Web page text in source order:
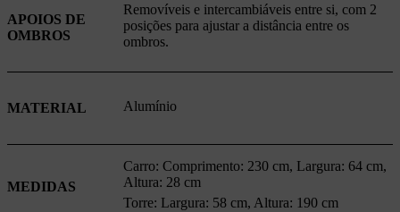
APOIOS DE
OMBROS
Removíveis e intercambiáveis entre si, com 2
posições para ajustar a distância entre os
ombros.
MATERIAL Alumínio
MEDIDAS
Carro: Comprimento: 230 cm, Largura: 64 cm,
Altura: 28 cm
Torre: Largura: 58 cm, Altura: 190 cm